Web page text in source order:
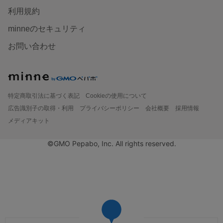
利用規約
minneのセキュリティ
お問い合わせ
特定商取引法に基づく表記
Cookieの使用について
広告識別子の取得・利用
プライバシーポリシー 会社概要
採用情報
メディアキット
©GMO Pepabo, Inc. All rights reserved.